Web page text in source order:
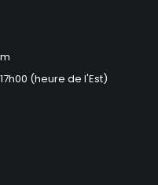
(heure de l'Est)